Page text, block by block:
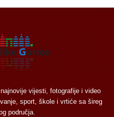
vijesti, fotografije i video
sport, škole i vrtiće sa šireg
područja.